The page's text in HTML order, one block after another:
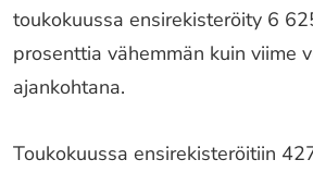
toukokuussa ensirekisteröity 6
prosenttia vähemmän kuin viime
ajankohtana.
Toukokuussa ensirekisteröitiin